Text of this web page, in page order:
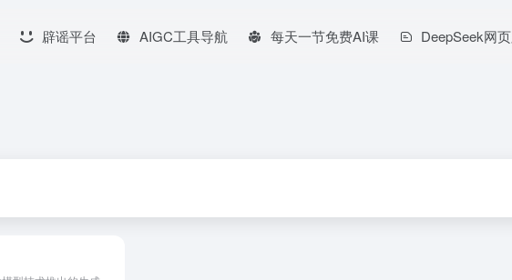
辟谣平台 AIGC工具导航 每天一节免费AI课 DeepSeek网